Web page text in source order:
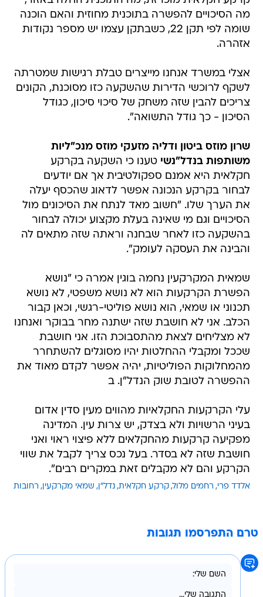
מה הסיכויים להפשרה בתוכנית מחוזית והאם הוכנה
שומה לפי תקן 22, כשבתקן עצמו יש מספר נקודות
אזהרה.
אצלי במשרד אנחנו מייצרים טבלת רגישות שמטרתה
לשקף לרוכשי הדירות שהשקעה כזו מסוכנת, הקונים
צריכים להבין שזה משחק של סיכוי סיכון, כגודל
הסיכון - כך גודל התשואה".
שרון מוזס ביטון ודליה מזעקי מוזס מנכ"ליות
משותפות בנדל"נשי טענו כי השקעה בקרקע
חקלאית היא אמנם ספקולטיבית אך אם יודעים
לבחור בקרקע הנכונה אפשר לדאוג שהכסף יעלה
את הערך שלו. "חשוב מאד לנתח את הסיכונים מול
הסיכויים וגם מי שאינה בעלת מקצוע יכולה לבחור
בהשקעה כזו לאחר שבחנה וראתה שזה מתאים לה
והבינה את העסקה לעומק".
שמאית המקרקעין נחמה בוגין אמרה כי "נושא
הפשרת הקרקעות הוא לא נושא משפטי, לא נושא
תכנוני או שמאי, הוא נושא פוליטי-רגשי, וכאן קבור
הכלב. אני לא חושבת שזה ישתנה מחר בבוקר ואנחנו
לא מצליחים לצאת מהתסבוכת הזו. אני חושבת
שככל ומקבלי ההחלטות יהיו מסוגלים להשתחרר
מהמחלוקות הפוליטיות, יהיה אפשר לקדם מאוד את
ההפשרה לטובת שוק הנדל"ן. ב
עלי הקרקעות החקלאיות מהווים מעין סדין אדום
בעיני הרשויות ולא בצדק, יש צרות עין. המדינה
מפקיעה קרקעות מהחקלאים ללא פיצוי ראוי ואני
חושבת שזה לא בסדר. בעל נכס צריך לקבל את שווי
הקרקע והם לא מקבלים זאת במקרים רבים".
אלדד פרי רחמים מלול קרקע חקלאית נדל"ן שמאי מקרקעין רחובות
טרם התפרסמו תגובות